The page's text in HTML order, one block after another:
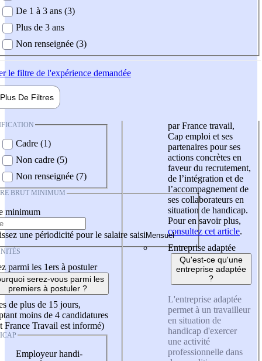
De 1 à 3 ans (3)
Plus de 3 ans
Non renseignée (3)
le filtre de l'expérience demandée
Plus De Filtres
Cadre (1)
Non cadre (5)
Non renseignée (7)
BRUT MINIMUM
minimum
une périodicité pour le salaire saisi
parmi les 1ers à postuler
serez-vous parmi les
premiers à postuler ?
de plus de 15 jours,
moins de 4 candidatures
France Travail est informé)
Employeur handi-
par France travail,
Cap emploi et ses
partenaires pour ses
actions concrètes en
faveur du recrutement,
de l’intégration et de
l’accompagnement de
ses collaborateurs en
situation de handicap.
Pour en savoir plus,
consultez cet article.
Entreprise adaptée
Qu'est-ce qu'une
entreprise adaptée
?
L'entreprise adaptée
permet à un travailleur
en situation de
handicap d'exercer
une activité
professionnelle dans